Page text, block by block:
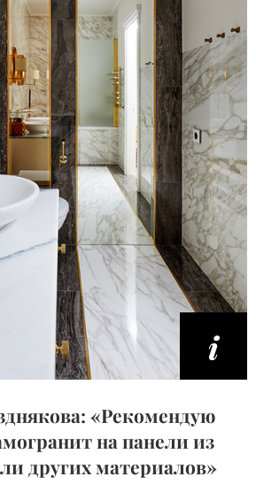
«Рекомендую
на панели из
других материалов»